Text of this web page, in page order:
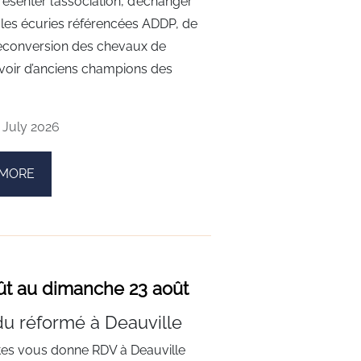
écuries référencées ADDP, de
des chevaux de
d’anciens champions des
2026
au dimanche 23 août
réformé à Deauville
vous donne RDV à Deauville